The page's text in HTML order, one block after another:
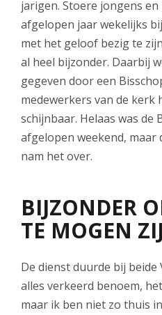
jarigen. Stoere jongens
afgelopen jaar wekelijks
met het geloof bezig te
al heel bijzonder. Daarbij
gegeven door een
medewerkers van de kerk
schijnbaar. Helaas was de
afgelopen weekend, maar
nam het over.
BIJZONDER
TE MOGEN
De dienst duurde bij
alles verkeerd benoem,
maar ik ben niet zo thuis